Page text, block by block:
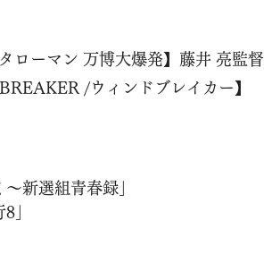
ローマン 万博大爆発】藤井 亮監督
/ウィンドブレイカー】
新選組青春録」
」